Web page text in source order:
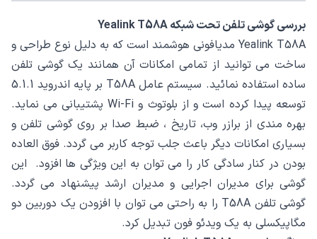
بررسی گوشی تلفن تحت شبکهYealink T58A
Yealink T58A مدیافونی هوشمند است که به دلیل نوع طراحی و
ساخت می توانید از تمامی امکانات آن همانند یک گوشی تلفن
ساده استفاده نمائید. سیستم عامل T58A بر پایه اندروید 5.1.1
توسعه پیدا کرده است و از بلوتوث و Wi-Fi پشتیبانی می نماید.
بهره مندی از برازر وب، تاریخ ، ضبط صدا بر روی گوشی تلفن و
بسیاری امکانات دیگر باعث جلب توجه کاربر می گردد. فوق العاده
بودن در کنار سادگی کار را می توان به این ویژگی ها افزود. این
گوشی برای مدیران اجرایی و مدیران ارشد پیشنهاد می گردد.
گوشی تلفن T58A را به راحتی می توان با افزودن یک دوربین دو
مگاپیکسلی به یک ویدئو فون تبدیل کرد.